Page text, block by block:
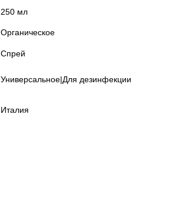
250 мл
Органическое
Спрей
Универсальное|Для дезинфекции
Италия